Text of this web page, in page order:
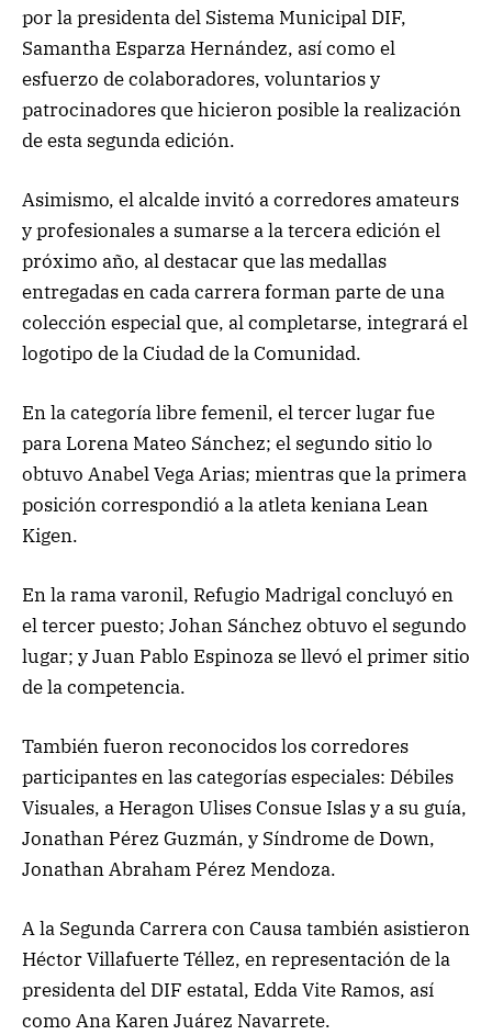
por la presidenta del Sistema Municipal DIF,
Samantha Esparza Hernández, así como el
esfuerzo de colaboradores, voluntarios y
patrocinadores que hicieron posible la realización
de esta segunda edición.
Asimismo, el alcalde invitó a corredores amateurs
y profesionales a sumarse a la tercera edición el
próximo año, al destacar que las medallas
entregadas en cada carrera forman parte de una
colección especial que, al completarse, integrará el
logotipo de la Ciudad de la Comunidad.
En la categoría libre femenil, el tercer lugar fue
para Lorena Mateo Sánchez; el segundo sitio lo
obtuvo Anabel Vega Arias; mientras que la primera
posición correspondió a la atleta keniana Lean
Kigen.
En la rama varonil, Refugio Madrigal concluyó en
el tercer puesto; Johan Sánchez obtuvo el segundo
lugar; y Juan Pablo Espinoza se llevó el primer sitio
de la competencia.
También fueron reconocidos los corredores
participantes en las categorías especiales: Débiles
Visuales, a Heragon Ulises Consue Islas y a su guía,
Jonathan Pérez Guzmán, y Síndrome de Down,
Jonathan Abraham Pérez Mendoza.
A la Segunda Carrera con Causa también asistieron
Héctor Villafuerte Téllez, en representación de la
presidenta del DIF estatal, Edda Vite Ramos, así
como Ana Karen Juárez Navarrete.